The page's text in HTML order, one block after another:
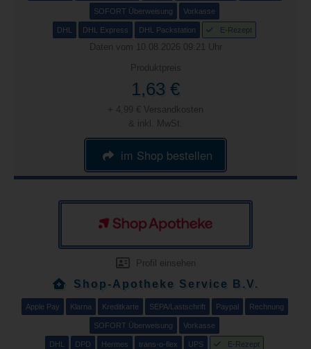
SOFORT Überweisung Vorkasse
DHL DHL Express DHL Packstation E-Rezept
Daten vom 10.08.2026 09:21 Uhr
Produktpreis
1,63 €
+ 4,99 € Versandkosten
& inkl. MwSt.
im Shop bestellen
Profil einsehen
Shop-Apotheke Service B.V.
Apple Pay Klarna Kreditkarte SEPA/Lastschrift Paypal Rechnung
SOFORT Überweisung Vorkasse
DHL DPD Hermes trans-o-flex UPS E-Rezept